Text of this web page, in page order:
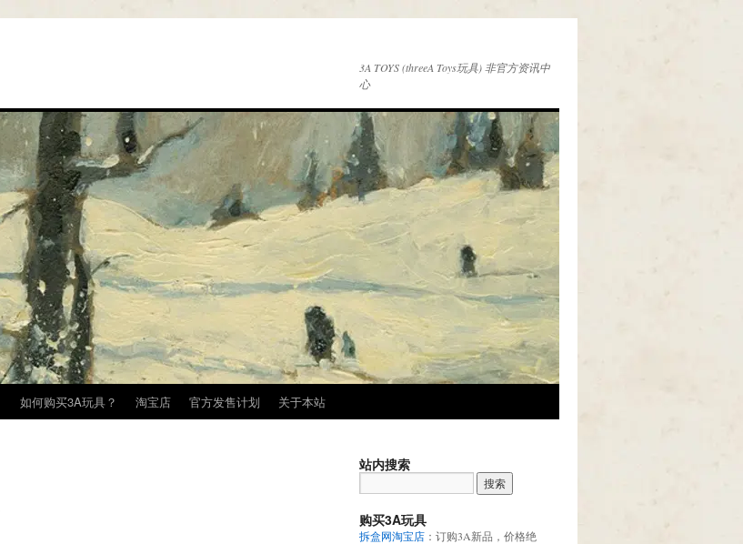
3A TOYS (threeA Toys玩具) 非官方资讯中
心
如何购买3A玩具？ 淘宝店 官方发售计划 关于本站
站内搜索
购买3A玩具
拆盒网淘宝店 ：订购3A新品，价格绝